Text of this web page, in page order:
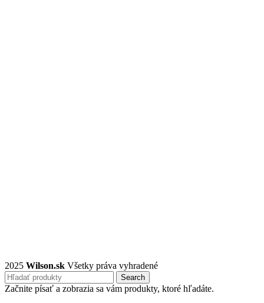
2025 Wilson.sk Všetky práva vyhradené
Search
Začnite písať a zobrazia sa vám produkty, ktoré hľadáte.